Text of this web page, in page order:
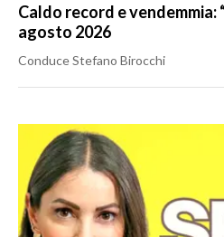
Caldo record e vendemmia:
agosto 2026
Conduce Stefano Birocchi